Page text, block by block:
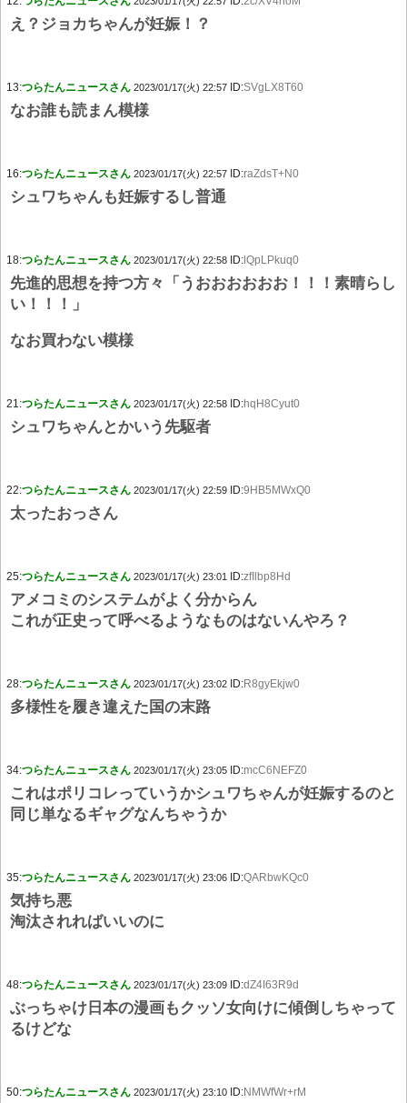
え？ジョカちゃんが妊娠！？
13:つらたんニュースさん 2023/01/17(火) 22:57 ID:SVgLX8T60
なお誰も読まん模様
16:つらたんニュースさん 2023/01/17(火) 22:57 ID:raZdsT+N0
シュワちゃんも妊娠するし普通
18:つらたんニュースさん 2023/01/17(火) 22:58 ID: lQpLPkuq0
先進的思想を持つ方々「うおおおおおお！！！素晴らし
い！！！」
なお買わない模様
21:つらたんニュースさん 2023/01/17(火) 22:58 ID:hqH8Cyut0
シュワちゃんとかいう先駆者
22:つらたんニュースさん 2023/01/17(火) 22:59 ID:9HB5MWxQ0
太ったおっさん
25:つらたんニュースさん 2023/01/17(火) 23:01 ID:zfIlbp8Hd
アメコミのシステムがよく分からん
これが正史って呼べるようなものはないんやろ？
28:つらたんニュースさん 2023/01/17(火) 23:02 ID:R8gyEkjw0
多様性を履き違えた国の末路
34:つらたんニュースさん 2023/01/17(火) 23:05 ID:mcC6NEFZ0
これはポリコレっていうかシュワちゃんが妊娠するのと
同じ単なるギャグなんちゃうか
35:つらたんニュースさん 2023/01/17(火) 23:06 ID:QARbwKQc0
気持ち悪
淘汰されればいいのに
48:つらたんニュースさん 2023/01/17(火) 23:09 ID:dZ4I63R9d
ぶっちゃけ日本の漫画もクッソ女向けに傾倒しちゃって
るけどな
50:つらたんニュースさん 2023/01/17(火) 23:10 ID:NMWfWr+rM